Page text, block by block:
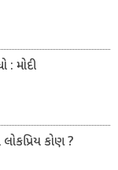
: મોદી
કોણ ?